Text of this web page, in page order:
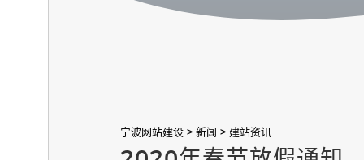
宁波网站建设> 新闻 > 建站资讯